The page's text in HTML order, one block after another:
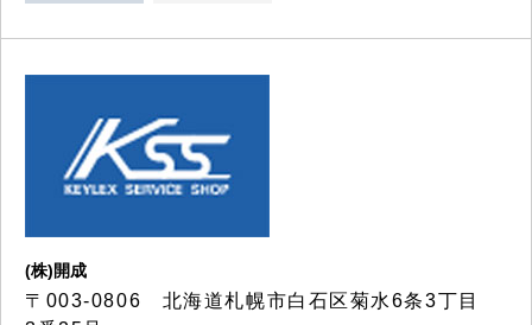
(株)開成
〒003-0806 北海道札幌市白石区菊水6条3丁目